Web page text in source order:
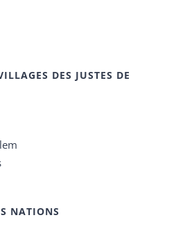
DES JUSTES DE
NATIONS